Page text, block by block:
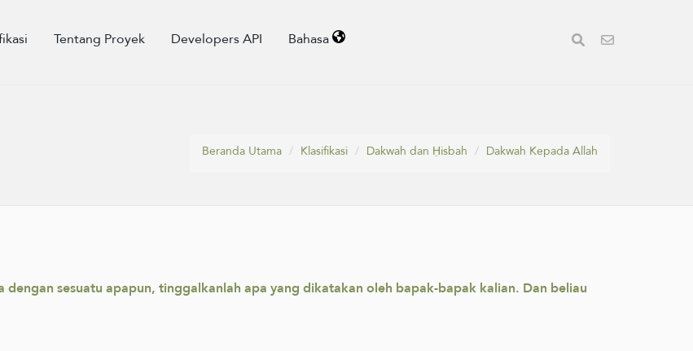
Tentang Proyek Developers API Bahasa
Beranda Utama
Klasifikasi Dakwah dan Ḥisbah Dakwah Kepada Allah
sesuatu apapun, tinggalkanlah apa yang dikatakan oleh bapak-bapak kalian. Dan beliau